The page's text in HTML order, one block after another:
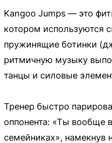
Kangoo Jumps — это
котором используются
пружинящие ботинки
ритмичную музыку
танцы и силовые
Тренер быстро
оппонента: «Ты вообще
семейниках», намекнув